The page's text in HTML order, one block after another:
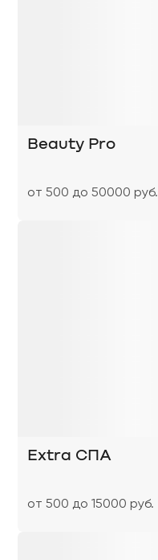
Beauty Pro
от 500 до 50000 руб.
Extra СПА
от 500 до 15000 руб.